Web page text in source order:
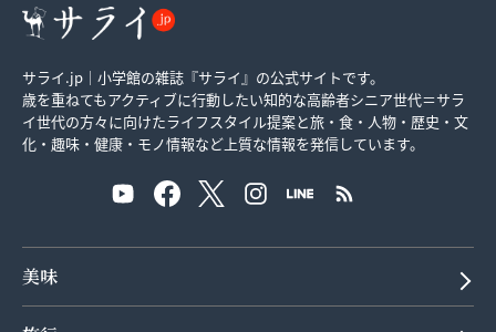
サライ.jp｜小学館の雑誌『サライ』の公式サイトです。
歳を重ねてもアクティブに行動したい知的な高齢者シニア世代＝サラ
イ世代の方々に向けたライフスタイル提案と旅・食・人物・歴史・文
化・趣味・健康・モノ情報など上質な情報を発信しています。
美味